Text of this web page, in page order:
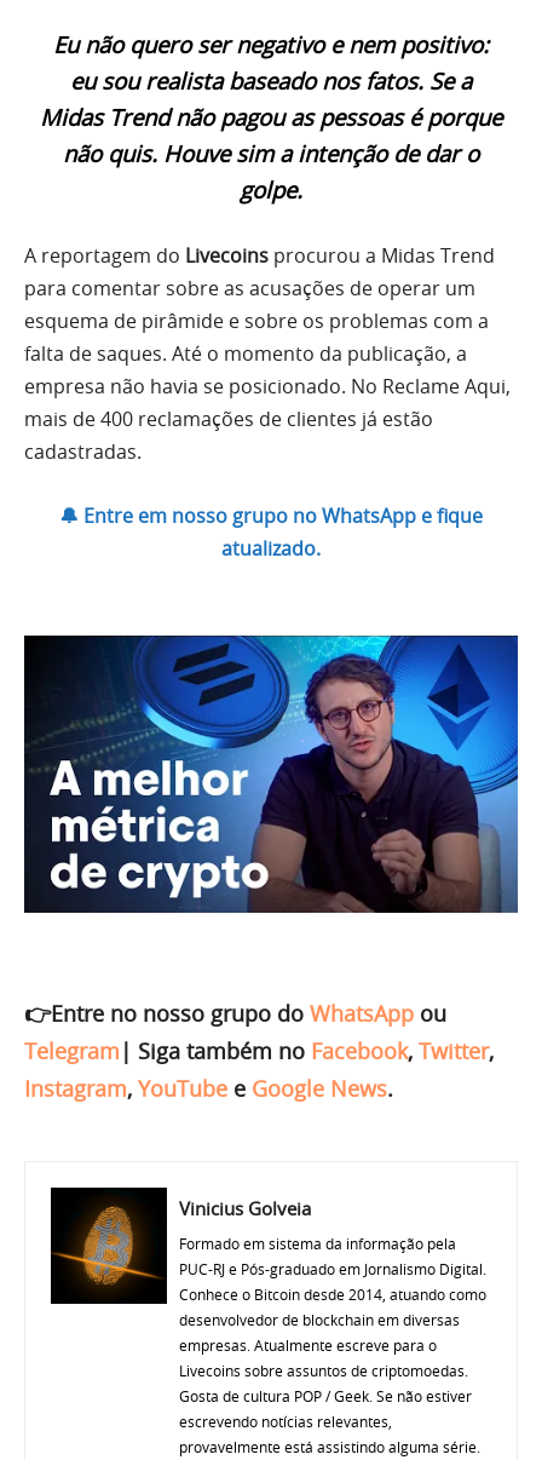
Eu não quero ser negativo e nem positivo:
eu sou realista baseado nos fatos. Se a
Midas Trend não pagou as pessoas é porque
não quis. Houve sim a intenção de dar o
golpe.
A reportagem do Livecoins procurou a Midas Trend
para comentar sobre as acusações de operar um
esquema de pirâmide e sobre os problemas com a
falta de saques. Até o momento da publicação, a
empresa não havia se posicionado. No Reclame Aqui,
mais de 400 reclamações de clientes já estão
cadastradas.
🔔 Entre em nosso grupo no WhatsApp e fique
atualizado.
👉Entre no nosso grupo do WhatsApp ou
Telegram | Siga também no Facebook, Twitter,
Instagram, YouTube e Google News.
Vinicius Golveia
Formado em sistema da informação pela
PUC-RJ e Pós-graduado em Jornalismo Digital.
Conhece o Bitcoin desde 2014, atuando como
desenvolvedor de blockchain em diversas
empresas. Atualmente escreve para o
Livecoins sobre assuntos de criptomoedas.
Gosta de cultura POP / Geek. Se não estiver
escrevendo notícias relevantes,
provavelmente está assistindo alguma série.